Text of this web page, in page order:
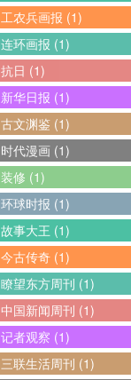
工农兵画报 (1)
连环画报 (1)
抗日 (1)
新华日报 (1)
古文渊鉴 (1)
时代漫画 (1)
装修 (1)
环球时报 (1)
故事大王 (1)
今古传奇 (1)
瞭望东方周刊 (1)
中国新闻周刊 (1)
记者观察 (1)
三联生活周刊 (1)